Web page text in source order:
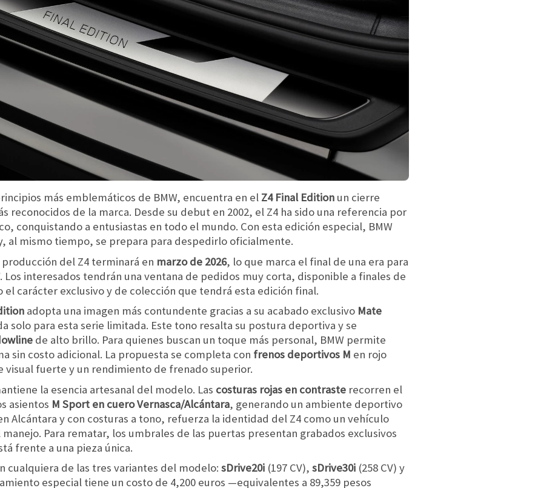
más emblemáticos de BMW, encuentra en el Z4 Final Edition un cierre
reconocidos de la marca. Desde su debut en 2002, el Z4 ha sido una referencia por
conquistando a entusiastas en todo el mundo. Con esta edición especial, BMW
al mismo tiempo, se prepara para despedirlo oficialmente.
del Z4 terminará en marzo de 2026, lo que marca el final de una era para
Los interesados tendrán una ventana de pedidos muy corta, disponible a finales de
carácter exclusivo y de colección que tendrá esta edición final.
adopta una imagen más contundente gracias a su acabado exclusivo Mate
solo para esta serie limitada. Este tono resalta su postura deportiva y se
de alto brillo. Para quienes buscan un toque más personal, BMW permite
sin costo adicional. La propuesta se completa con frenos deportivos M en rojo
fuerte y un rendimiento de frenado superior.
la esencia artesanal del modelo. Las costuras rojas en contraste recorren el
asientos M Sport en cuero Vernasca/Alcántara, generando un ambiente deportivo
Alcántara y con costuras a tono, refuerza la identidad del Z4 como un vehículo
Para rematar, los umbrales de las puertas presentan grabados exclusivos
frente a una pieza única.
cualquiera de las tres variantes del modelo: sDrive20i (197 CV), sDrive30i (258 CV) y
especial tiene un costo de 4,200 euros —equivalentes a 89,359 pesos